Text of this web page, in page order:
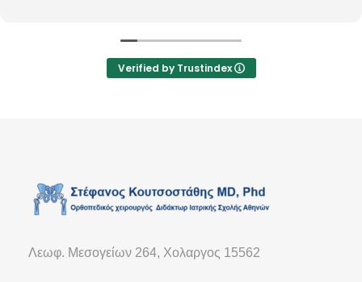
Verified by Trustindex
Λεωφ. Μεσογείων 264, Χολαργος 15562